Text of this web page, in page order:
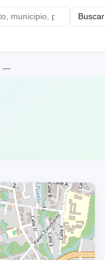
Buscar
—